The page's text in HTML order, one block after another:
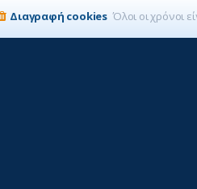
Όλοι οι χρόνοι
Διαγραφή cookies